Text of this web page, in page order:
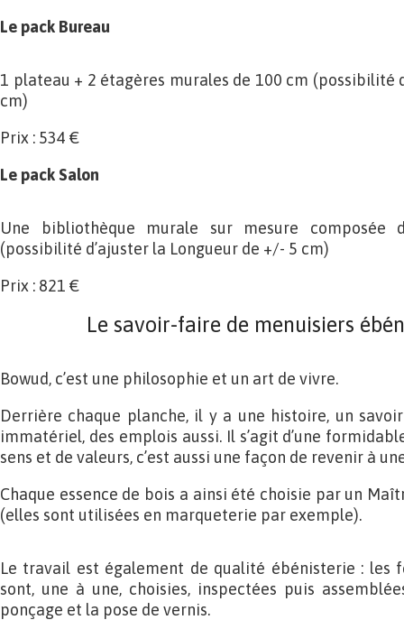
Le pack Bureau
1 plateau + 2 étagères murales de 100 cm (possibilité
cm)
Prix : 534 €
Le pack Salon
Une bibliothèque murale sur mesure
(possibilité d’ajuster la Longueur de +/- 5 cm)
Prix : 821 €
Le savoir-faire de menuisiers
Bowud, c’est une philosophie et un art de vivre.
Derrière chaque planche, il y a une histoire, un
immatériel, des emplois aussi. Il s’agit d’une
sens et de valeurs, c’est aussi une façon de revenir à
Chaque essence de bois a ainsi été choisie par un
(elles sont utilisées en marqueterie par exemple).
Le travail est également de qualité ébénisterie : les
sont, une à une, choisies, inspectées puis
ponçage et la pose de vernis.